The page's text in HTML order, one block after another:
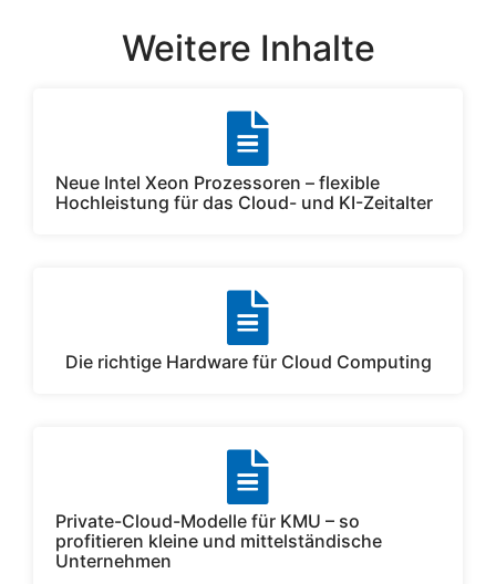
Weitere Inhalte
Neue Intel Xeon Prozessoren – flexible
Hochleistung für das Cloud- und KI-Zeitalter
Die richtige Hardware für Cloud Computing
Private-Cloud-Modelle für KMU – so
profitieren kleine und mittelständische
Unternehmen